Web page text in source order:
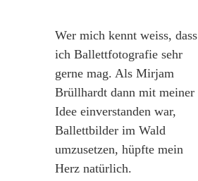
Wer mich kennt weiss, dass
ich Ballettfotografie sehr
gerne mag. Als Mirjam
Brüllhardt dann mit meiner
Idee einverstanden war,
Ballettbilder im Wald
umzusetzen, hüpfte mein
Herz natürlich.